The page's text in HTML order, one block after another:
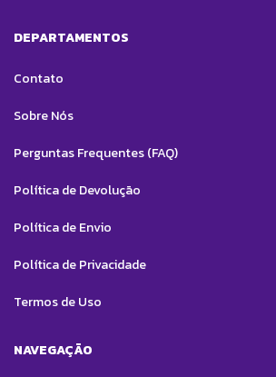
DEPARTAMENTOS
Contato
Sobre Nós
Perguntas Frequentes (FAQ)
Política de Devolução
Política de Envio
Política de Privacidade
Termos de Uso
NAVEGAÇÃO